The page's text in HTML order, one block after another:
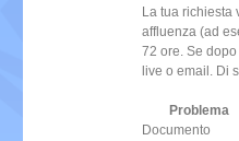
La tua richiesta
affluenza (ad
72 ore. Se
live o email. Di
Problema
Documento